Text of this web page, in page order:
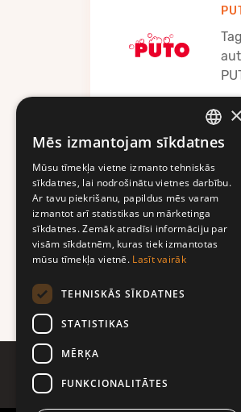
Par Mobilly
LATVIAN
ENGLISH
×
Mēs izmantojam sīkdatnes
Mūsu tīmekļa vietne izmanto tehniskās
sīkdatnes, lai nodrošinātu vietnes darbību.
Ar tavu piekrišanu, papildus mēs varam
izmantot arī statistikas un mārketinga
sīkdatnes. Zemāk atradīsi informāciju par
visām sīkdatnēm, kuras tiek izmantotas
mūsu tīmekļa vietnē. Lasīt vairāk
TEHNISKĀS SĪKDATNES
STATISTIKAS
MĒRĶA
FUNKCIONALITĀTES